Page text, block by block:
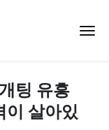
팅 유흥
이 살아있